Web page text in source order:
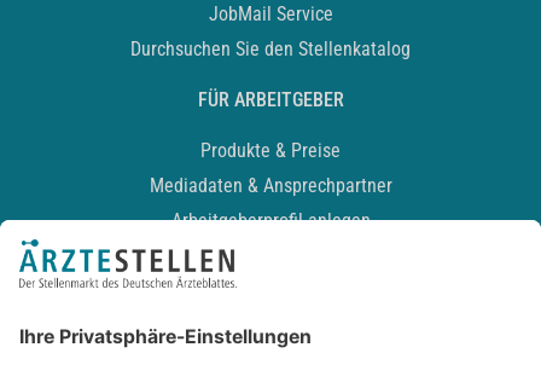
JobMail Service
Durchsuchen Sie den Stellenkatalog
FÜR ARBEITGEBER
Produkte & Preise
Mediadaten & Ansprechpartner
Arbeitgeberprofil anlegen
Recruiting-Podcast